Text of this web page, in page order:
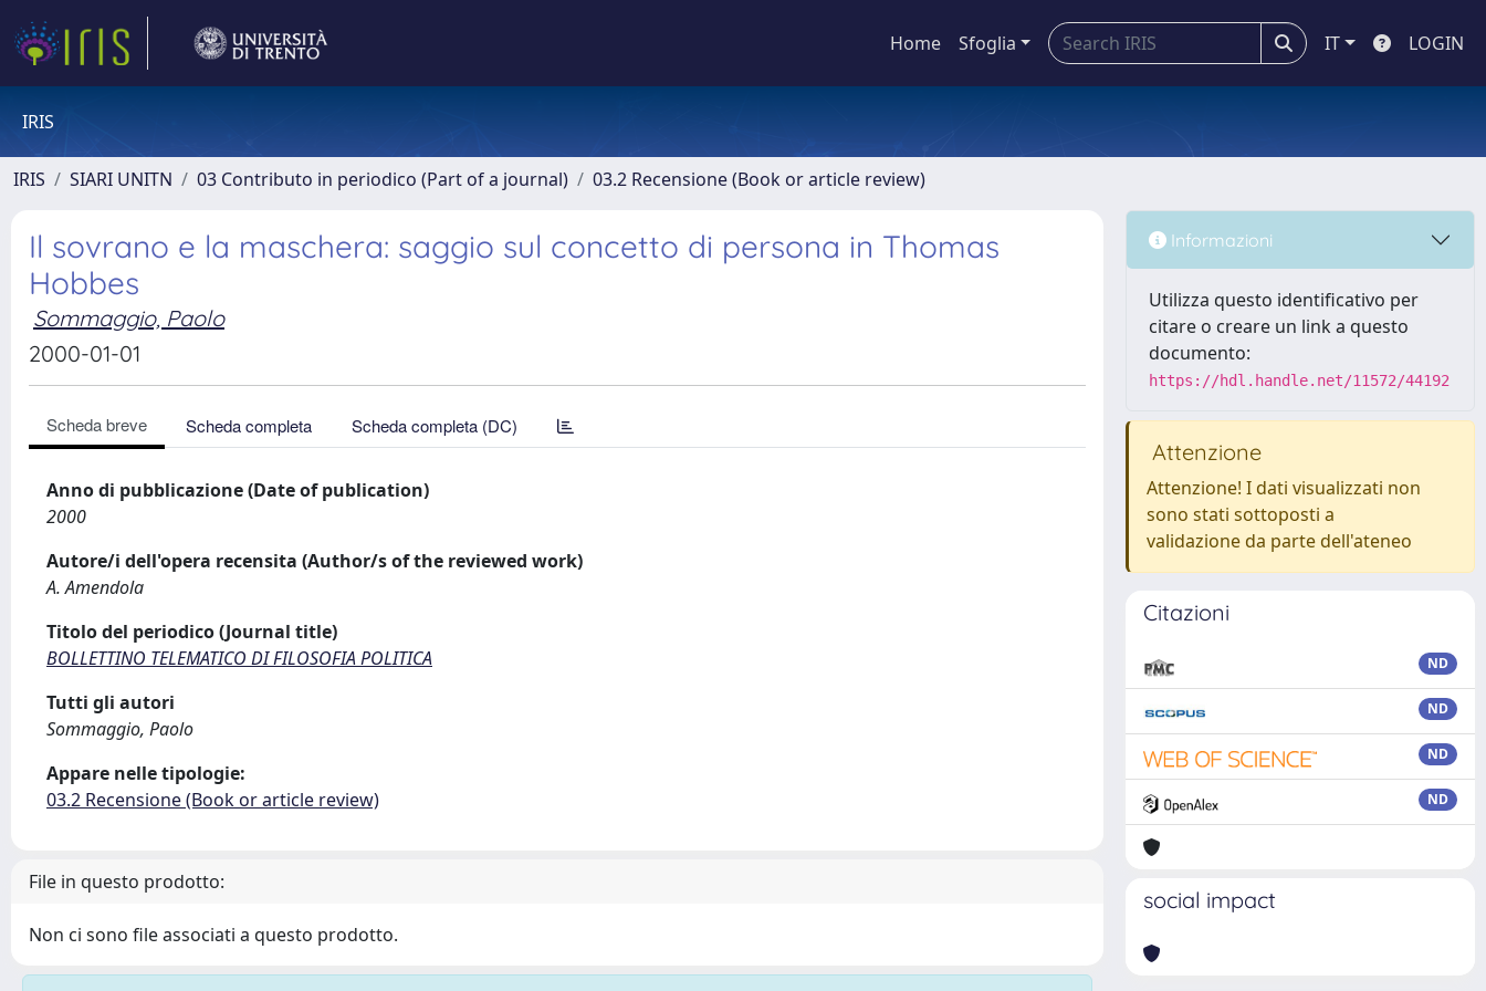
Home Sfoglia IT LOGIN
IRIS
IRIS SIARI UNITN 03 Contributo in periodico (Part of a journal) 03.2 Recensione (Book or article review)
Il sovrano e la maschera: saggio sul concetto di persona in Thomas
Hobbes
Sommaggio, Paolo
2000-01-01
Scheda breve Scheda completa Scheda completa (DC)
Anno di pubblicazione (Date of publication)
2000
Autore/i dell'opera recensita (Author/s of the reviewed work)
A. Amendola
Titolo del periodico (Journal title)
BOLLETTINO TELEMATICO DI FILOSOFIA POLITICA
Tutti gli autori
Sommaggio, Paolo
Appare nelle tipologie:
03.2 Recensione (Book or article review)
File in questo prodotto:
Non ci sono file associati a questo prodotto.
Informazioni
Utilizza questo identificativo per
citare o creare un link a questo
documento:
https://hdl.handle.net/11572/44192
Attenzione
Attenzione! I dati visualizzati non
sono stati sottoposti a
validazione da parte dell'ateneo
Citazioni
ND
ND
ND
ND
social impact